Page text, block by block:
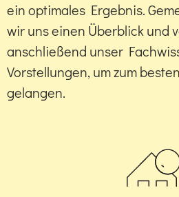
ein optimales Ergebnis.
wir uns einen Überblick und
anschließend unser
Vorstellungen, um zum
gelangen.